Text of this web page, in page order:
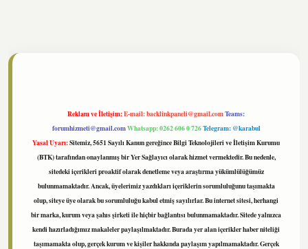
Reklam ve İletişim:E-mail:backlinkpaneli@gmail.comTeams:
forumhizmeti@gmail.comWhatsapp: 0262 606 0 726Telegram: @karabul
Yasal Uyarı:Sitemiz, 5651 Sayılı Kanun gereğince Bilgi Teknolojileri ve İletişim Kurumu
(BTK) tarafından onaylanmış bir Yer Sağlayıcı olarak hizmet vermektedir. Bu nedenle,
sitedeki içerikleri proaktif olarak denetleme veya araştırma yükümlülüğümüz
bulunmamaktadır. Ancak, üyelerimiz yazdıkları içeriklerin sorumluluğunu taşımakta
olup, siteye üye olarak bu sorumluluğu kabul etmiş sayılırlar. Bu internet sitesi, herhangi
bir marka, kurum veya şahıs şirketi ile hiçbir bağlantısı bulunmamaktadır. Sitede yalnızca
kendi hazırladığımız makaleler paylaşılmaktadır. Burada yer alan içerikler haber niteliği
taşımamakta olup, gerçek kurum ve kişiler hakkında paylaşım yapılmamaktadır. Gerçek